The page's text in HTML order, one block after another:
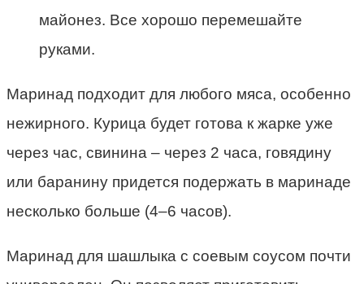
майонез. Все хорошо перемешайте
руками.
Маринад подходит для любого мяса, особенно
нежирного. Курица будет готова к жарке уже
через час, свинина – через 2 часа, говядину
или баранину придется подержать в маринаде
несколько больше (4–6 часов).
Маринад для шашлыка с соевым соусом почти